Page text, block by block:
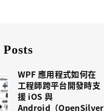
WPF 應用程式如何在
工程師跨平台開發時支
援 iOS 與
Android（OpenSilver